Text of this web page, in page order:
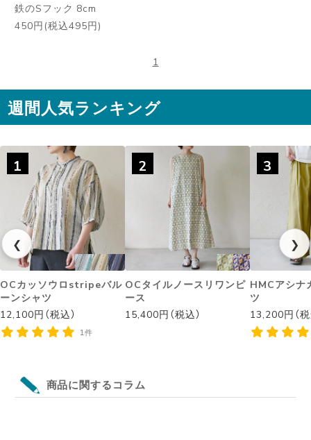
鉄のSフック 8cm
450円(税込495円)
1
週間人気ランキング
❮
1
OCカッソウロstripeバル
ーンシャツ
12,100円（税込）
1件
2
OCタイルノースリワンピ
ース
15,400円（税込）
3
HMCアシナ
ツ
13,200円（税
❯
商品に関するコラム